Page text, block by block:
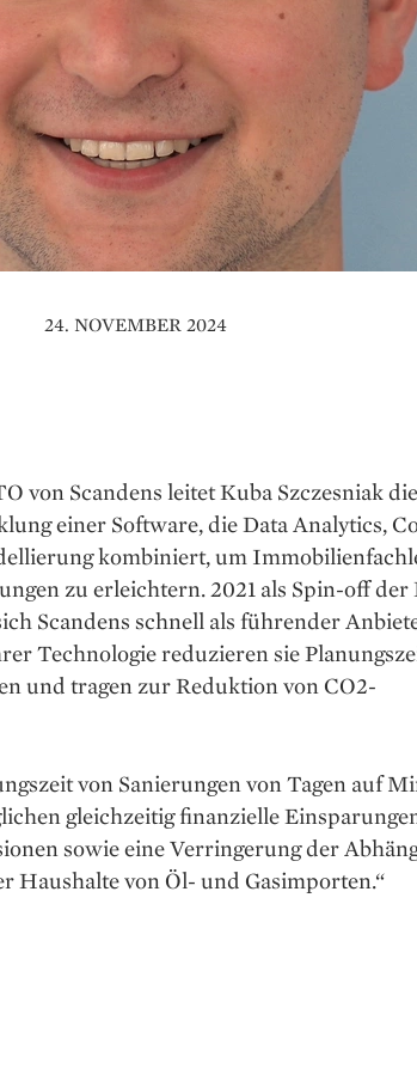
24. NOVEMBER 2024
von Scandens leitet Kuba Szczesniak die
einer Software, die Data Analytics,
kombiniert, um
zu erleichtern. 2021 als Spin-off
Scandens schnell als führender
Technologie reduzieren sie
und tragen zur Reduktion von CO2-
von Sanierungen von Tagen auf
gleichzeitig finanzielle
sowie eine Verringerung der
Haushalte von Öl- und Gasimporten.“